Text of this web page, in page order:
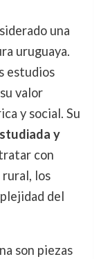
una
uruguaya.
estudios
valor
y social. Su
y
con
los
del
son piezas